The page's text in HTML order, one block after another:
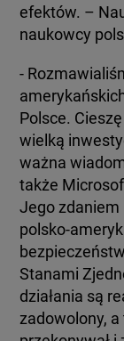
efektów. –
naukowcy
-
Polsce.
wielką
ważna
także
Jego zdaniem
polsko-
Stanami
działania są
zadowolony,